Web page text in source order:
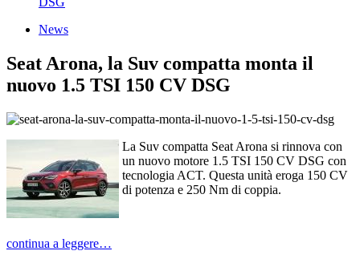
News
Seat Arona, la Suv compatta monta il
nuovo 1.5 TSI 150 CV DSG
La Suv compatta Seat Arona si rinnova con
un nuovo motore 1.5 TSI 150 CV DSG con
tecnologia ACT. Questa unità eroga 150 CV
di potenza e 250 Nm di coppia.
continua a leggere…